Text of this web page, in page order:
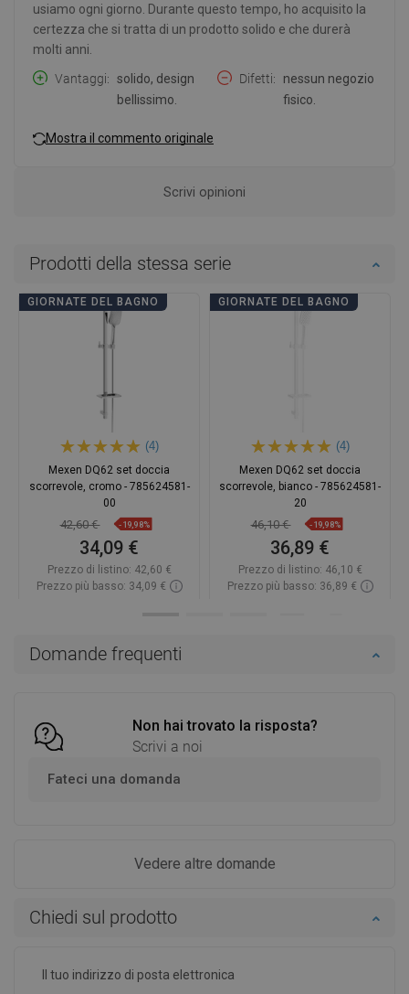
Domande frequenti
Non hai trovato la risposta?
Scrivi a noi
Fateci una domanda
Vedere altre domande
usiamo ogni giorno. Durante questo tempo, ho acquisito la
certezza che si tratta di un prodotto solido e che durerà
molti anni.
Vantaggi
solido, design
bellissimo.
Difetti
nessun negozio
fisico.
Mostra il commento originale
Scrivi opinioni
Chiedi sul prodotto
Prodotti della stessa serie
GIORNATE DEL BAGNO
(4)
Mexen DQ62 set doccia
scorrevole, cromo - 785624581-
00
42,60 € -19,98%
34,09 €
Prezzo di listino: 42,60 €
Prezzo più basso: 34,09 €
GIORNATE DEL BAGNO
(4)
Mexen DQ62 set doccia
scorrevole, bianco - 785624581-
20
46,10 € -19,98%
36,89 €
Prezzo di listino: 46,10 €
Prezzo più basso: 36,89 €